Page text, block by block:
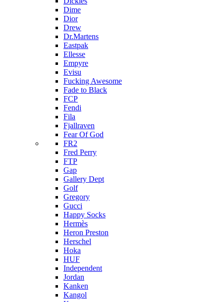
Dime
Dior
Drew
Dr.Martens
Eastpak
Ellesse
Empyre
Evisu
Fucking Awesome
Fade to Black
FCP
Fendi
Fila
Fjallraven
Fear Of God
FR2
Fred Perry
FTP
Gap
Gallery Dept
Golf
Gregory
Gucci
Happy Socks
Hermès
Heron Preston
Hersсhel
Hoka
HUF
Independent
Jordan
Kanken
Kangol